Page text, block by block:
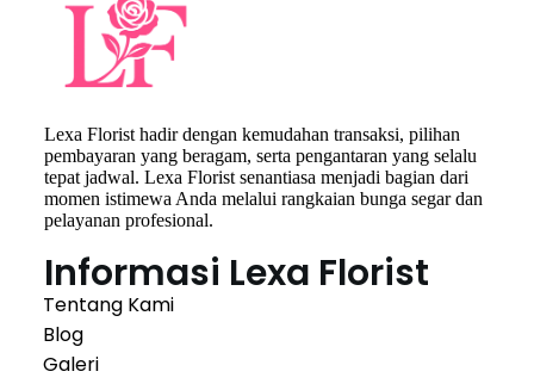
Lexa Florist hadir dengan kemudahan transaksi, pilihan
pembayaran yang beragam, serta pengantaran yang selalu
tepat jadwal. Lexa Florist senantiasa menjadi bagian dari
momen istimewa Anda melalui rangkaian bunga segar dan
pelayanan profesional.
Informasi Lexa Florist
Tentang Kami
Blog
Galeri